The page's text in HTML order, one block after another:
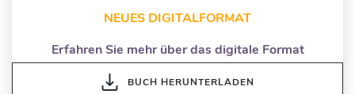
NEUES DIGITALFORMAT
Erfahren Sie mehr über das digitale Format
BUCH HERUNTERLADEN